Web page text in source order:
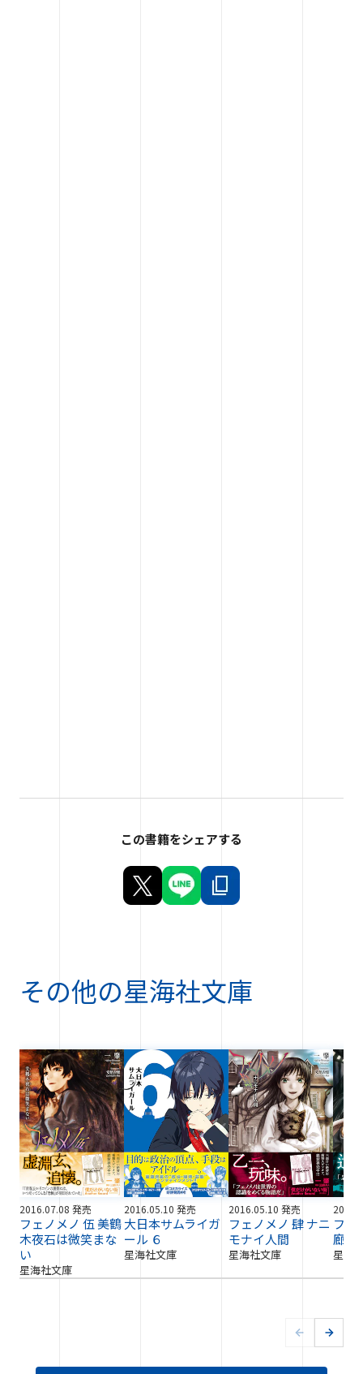
この書籍をシェアする
その他の星海社文庫
2016.07.08 発売
フェノメノ 伍 美鶴
木夜石は微笑まな
い
星海社文庫
2016.05.10 発売
大日本サムライガ
ール ６
星海社文庫
2016.05.10 発売
フェノメノ 肆 ナニ
モナイ人間
星海社文庫
フェ
廊事
星海